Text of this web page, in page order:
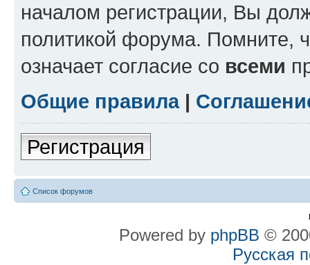
началом регистрации, Вы
политикой форума. Помните,
означает согласие со всеми
Общие правила|
Регистрация
Список форумов
Powered by phpBB ©
Русская